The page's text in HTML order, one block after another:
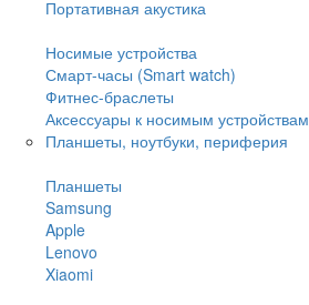
Портативная акустика
Носимые устройства
Смарт-часы (Smart watch)
Фитнес-браслеты
Аксессуары к носимым устройствам
Планшеты, ноутбуки, периферия
Планшеты
Samsung
Apple
Lenovo
Xiaomi